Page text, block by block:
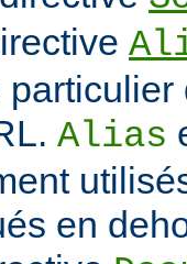
Alias
en